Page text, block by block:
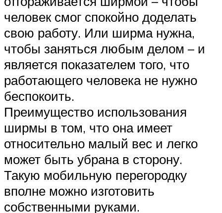
человек смог спокойно доделать
свою работу. Или ширма нужна,
чтобы заняться любым делом – и
является показателем того, что
работающего человека не нужно
беспокоить.
Преимущество использования
ширмы в том, что она имеет
относительно малый вес и легко
может быть убрана в сторону.
Такую мобильную перегородку
вполне можно изготовить
собственными руками.